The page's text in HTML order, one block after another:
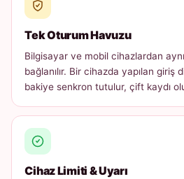
Tek Oturum Havuzu
Bilgisayar ve mobil cihazlardan
bağlanılır. Bir cihazda yapılan giriş
bakiye senkron tutulur, çift kaydı
Cihaz Limiti & Uyarı